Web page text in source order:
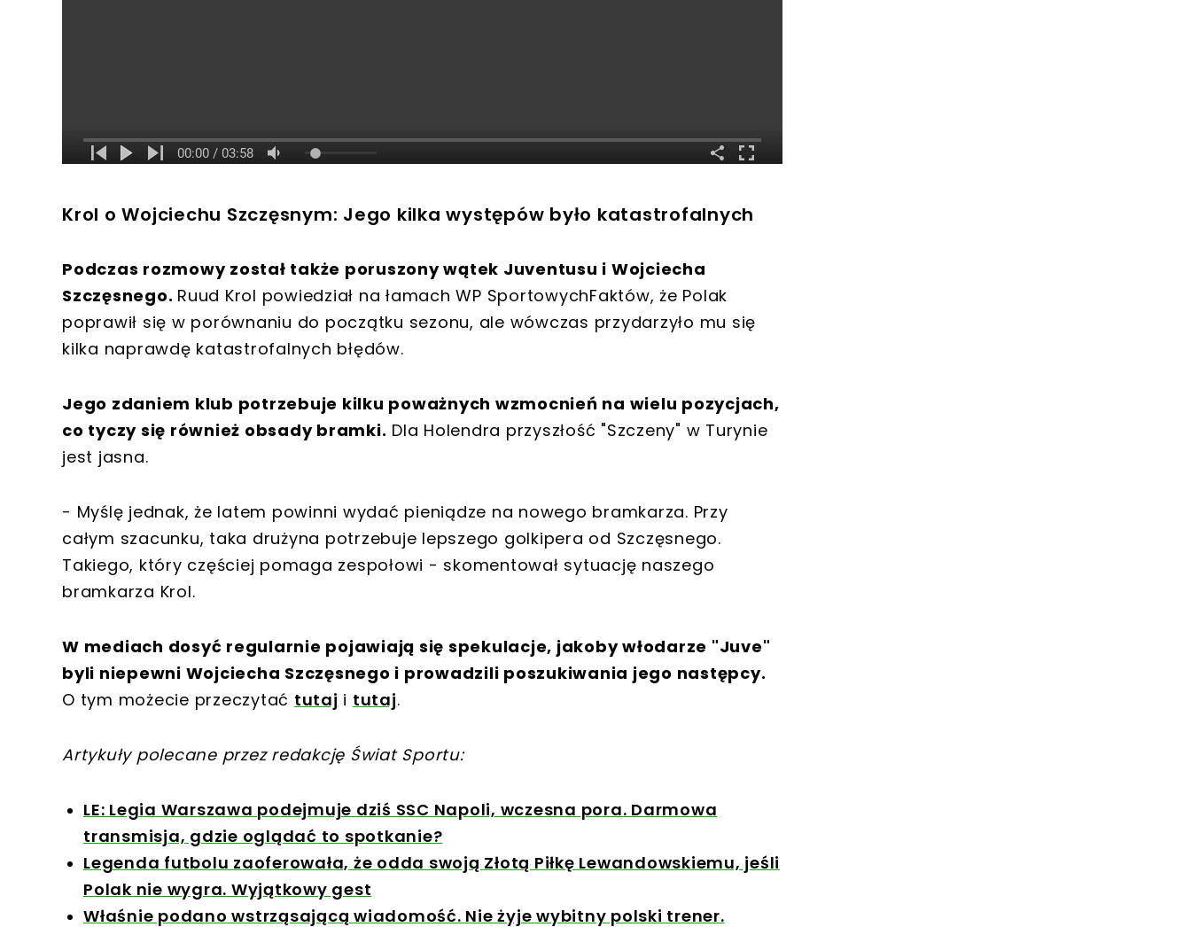
Krol o Wojciechu Szczęsnym: Jego kilka występów było katastrofalnych
Podczas rozmowy został także poruszony wątek Juventusu i Wojciecha
Szczęsnego. Ruud Krol powiedział na łamach WP SportowychFaktów, że Polak
poprawił się w porównaniu do początku sezonu, ale wówczas przydarzyło mu się
kilka naprawdę katastrofalnych błędów.
Jego zdaniem klub potrzebuje kilku poważnych wzmocnień na wielu pozycjach,
co tyczy się również obsady bramki. Dla Holendra przyszłość "Szczeny" w Turynie
jest jasna.
- Myślę jednak, że latem powinni wydać pieniądze na nowego bramkarza. Przy
całym szacunku, taka drużyna potrzebuje lepszego golkipera od Szczęsnego.
Takiego, który częściej pomaga zespołowi - skomentował sytuację naszego
bramkarza Krol.
W mediach dosyć regularnie pojawiają się spekulacje, jakoby włodarze "Juve"
byli niepewni Wojciecha Szczęsnego i prowadzili poszukiwania jego następcy.
O tym możecie przeczytać tutaj i tutaj.
Artykuły polecane przez redakcję Świat Sportu:
LE: Legia Warszawa podejmuje dziś SSC Napoli, wczesna pora. Darmowa
transmisja, gdzie oglądać to spotkanie?
Legenda futbolu zaoferowała, że odda swoją Złotą Piłkę Lewandowskiemu, jeśli
Polak nie wygra. Wyjątkowy gest
Właśnie podano wstrząsającą wiadomość. Nie żyje wybitny polski trener.